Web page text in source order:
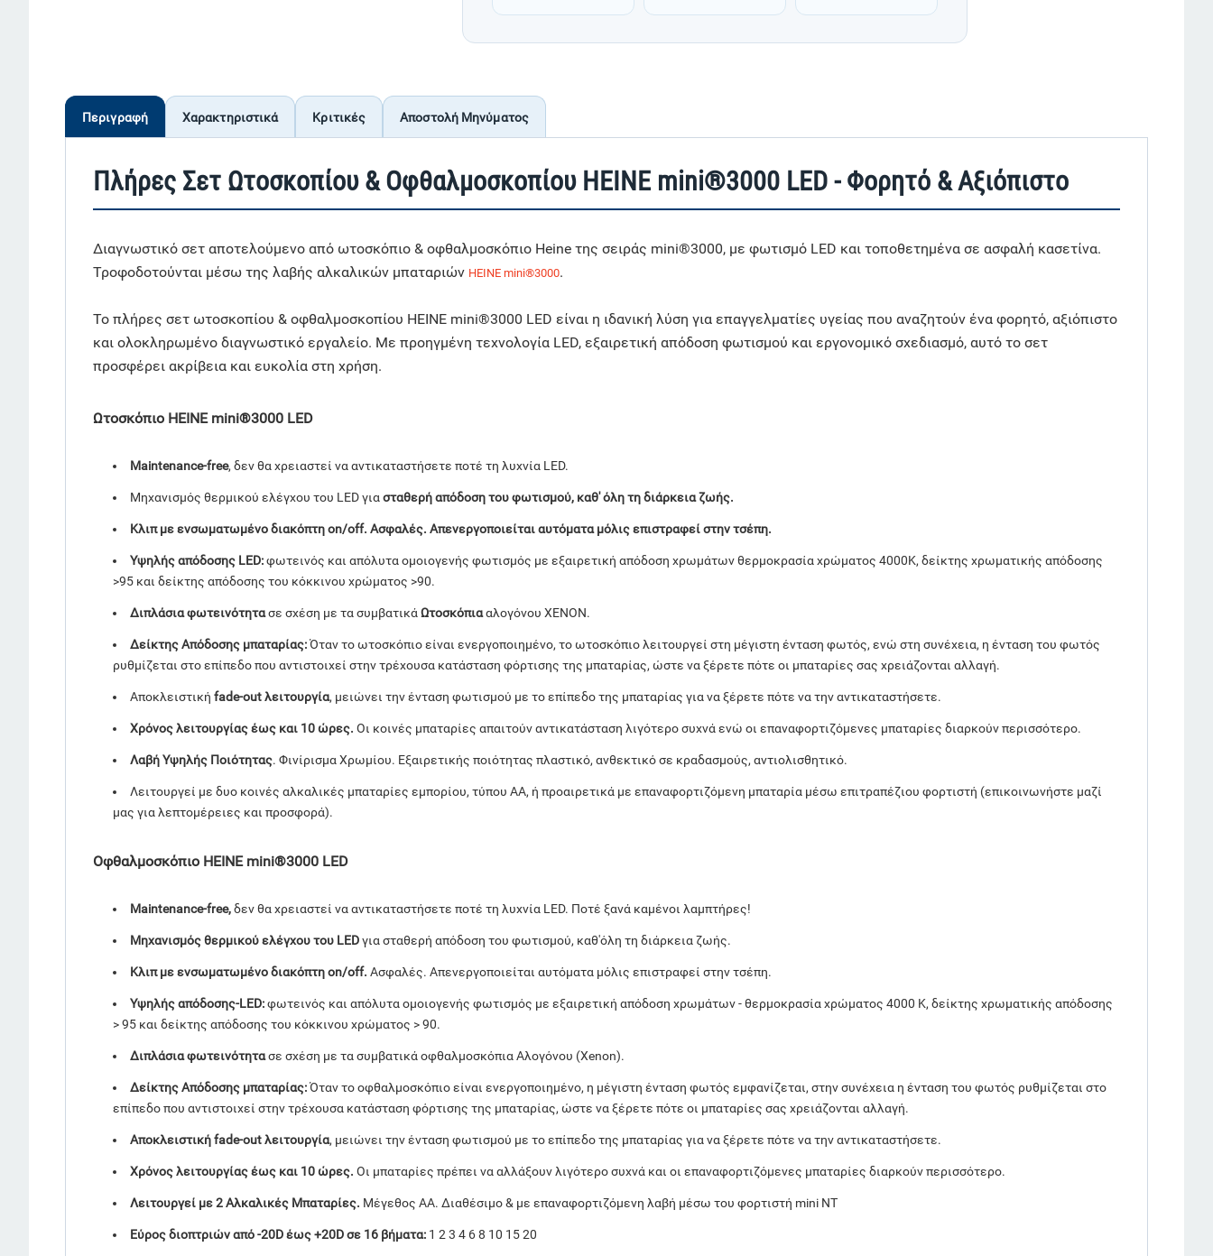
Περιγραφή Χαρακτηριστικά Κριτικές Αποστολή Μηνύματος
Πλήρες Σετ Ωτοσκοπίου & Οφθαλμοσκοπίου HEINE mini®3000 LED - Φορητό & Αξιόπιστο
Διαγνωστικό σετ αποτελούμενο από ωτοσκόπιο & οφθαλμοσκόπιο Heine της σειράς mini®3000, με φωτισμό LED και τοποθετημένα σε ασφαλή κασετίνα.
Τροφοδοτούνται μέσω της λαβής αλκαλικών μπαταριών HEINE mini®3000.
Το πλήρες σετ ωτοσκοπίου & οφθαλμοσκοπίου HEINE mini®3000 LED είναι η ιδανική λύση για επαγγελματίες υγείας που αναζητούν ένα φορητό, αξιόπιστο
και ολοκληρωμένο διαγνωστικό εργαλείο. Με προηγμένη τεχνολογία LED, εξαιρετική απόδοση φωτισμού και εργονομικό σχεδιασμό, αυτό το σετ
προσφέρει ακρίβεια και ευκολία στη χρήση.
Ωτοσκόπιο HEINE mini®3000 LED
Maintenance-free, δεν θα χρειαστεί να αντικαταστήσετε ποτέ τη λυχνία LED.
Μηχανισμός θερμικού ελέγχου του LED γιασταθερή απόδοση του φωτισμού, καθ' όλη τη διάρκεια ζωής.
Κλιπ με ενσωματωμένο διακόπτη on/off. Ασφαλές. Απενεργοποιείται αυτόματα μόλις επιστραφεί στην τσέπη.
Υψηλής απόδοσης LED:φωτεινός και απόλυτα ομοιογενής φωτισμός με εξαιρετική απόδοση χρωμάτων θερμοκρασία χρώματος 4000K, δείκτης χρωματικής απόδοσης
>95 και δείκτης απόδοσης του κόκκινου χρώματος >90.
Διπλάσια φωτεινότητασε σχέση με τα συμβατικάΩτοσκόπιααλογόνου XENON.
Δείκτης Απόδοσης μπαταρίας:Όταν το ωτοσκόπιο είναι ενεργοποιημένο, το ωτοσκόπιο λειτουργεί στη μέγιστη ένταση φωτός, ενώ στη συνέχεια, η ένταση του φωτός
ρυθμίζεται στο επίπεδο που αντιστοιχεί στην τρέχουσα κατάσταση φόρτισης της μπαταρίας, ώστε να ξέρετε πότε οι μπαταρίες σας χρειάζονται αλλαγή.
Αποκλειστική fade-out λειτουργία, μειώνει την ένταση φωτισμού με το επίπεδο της μπαταρίας για να ξέρετε πότε να την αντικαταστήσετε.
Χρόνος λειτουργίας έως και 10 ώρες. Οι κοινές μπαταρίες απαιτούν αντικατάσταση λιγότερο συχνά ενώ οι επαναφορτιζόμενες μπαταρίες διαρκούν περισσότερο.
Λαβή Υψηλής Ποιότητας. Φινίρισμα Χρωμίου. Εξαιρετικής ποιότητας πλαστικό, ανθεκτικό σε κραδασμούς, αντιολισθητικό.
Λειτουργεί με δυο κοινές αλκαλικές μπαταρίες εμπορίου, τύπου AA, ή προαιρετικά με επαναφορτιζόμενη μπαταρία μέσω επιτραπέζιου φορτιστή (επικοινωνήστε μαζί
μας για λεπτομέρειες και προσφορά).
Οφθαλμοσκόπιο HEINE mini®3000 LED
Maintenance-free,δεν θα χρειαστεί να αντικαταστήσετε ποτέ τη λυχνία LED. Ποτέ ξανά καμένοι λαμπτήρες!
Μηχανισμός θερμικού ελέγχου του LEDγια σταθερή απόδοση του φωτισμού, καθ'όλη τη διάρκεια ζωής.
Κλιπ με ενσωματωμένο διακόπτη on/off. Ασφαλές. Απενεργοποιείται αυτόματα μόλις επιστραφεί στην τσέπη.
Υψηλής απόδοσης-LED:φωτεινός και απόλυτα ομοιογενής φωτισμός με εξαιρετική απόδοση χρωμάτων - θερμοκρασία χρώματος 4000 K, δείκτης χρωματικής απόδοσης
> 95 και δείκτης απόδοσης του κόκκινου χρώματος > 90.
Διπλάσια φωτεινότητασε σχέση με τα συμβατικά οφθαλμοσκόπια Αλογόνου (Xenon).
Δείκτης Απόδοσης μπαταρίας:Όταν το οφθαλμοσκόπιο είναι ενεργοποιημένο, η μέγιστη ένταση φωτός εμφανίζεται, στην συνέχεια η ένταση του φωτός ρυθμίζεται στο
επίπεδο που αντιστοιχεί στην τρέχουσα κατάσταση φόρτισης της μπαταρίας, ώστε να ξέρετε πότε οι μπαταρίες σας χρειάζονται αλλαγή.
Αποκλειστική fade-out λειτουργία, μειώνει την ένταση φωτισμού με το επίπεδο της μπαταρίας για να ξέρετε πότε να την αντικαταστήσετε.
Χρόνος λειτουργίας έως και 10 ώρες. Οι μπαταρίες πρέπει να αλλάξουν λιγότερο συχνά και οι επαναφορτιζόμενες μπαταρίες διαρκούν περισσότερο.
Λειτουργεί με 2 Αλκαλικές Μπαταρίες. Μέγεθος AA. Διαθέσιμο & με επαναφορτιζόμενη λαβή μέσω του φορτιστή mini NT
Εύρος διοπτριών από -20D έως +20D σε 16 βήματα: 1 2 3 4 6 8 10 15 20